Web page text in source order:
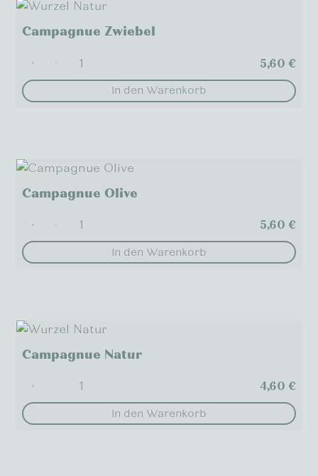
Campagnue Zwiebel
+ - 5,60€
In den Warenkorb
Campagnue Olive
+ - 5,60€
In den Warenkorb
Campagnue Natur
+ - 4,60€
In den Warenkorb